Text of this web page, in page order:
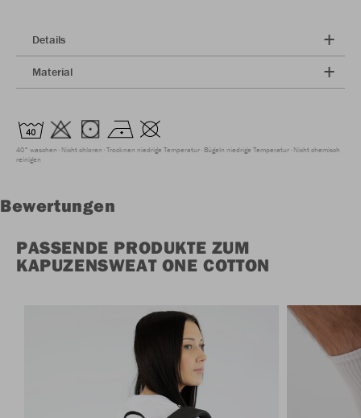
Details
Material
40° waschen Nicht chloren Trocknen niedrige Temperatur Bügeln niedrige Temperatur Nicht chemisch
reinigen
Bewertungen
PASSENDE PRODUKTE ZUM
KAPUZENSWEAT ONE COTTON